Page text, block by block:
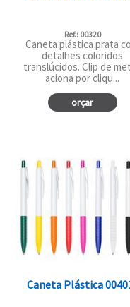
Ref.: 00320
Caneta plástica prata
detalhes coloridos
translúcidos. Clip de
aciona por cliqu...
orçar
Caneta Plástica